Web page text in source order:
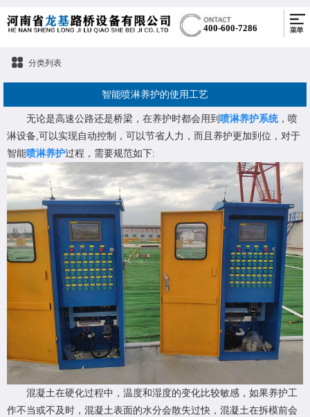
400-600-7286
分类列表
智能喷淋养护的使用工艺
无论是高速公路还是桥梁，在养护时都会用到 喷淋养护系统，喷
淋设备,可以实现自动控制，可以节省人力，而且养护更加到位，对于
智能喷淋养护过程，需要规范如下:
混凝土在硬化过程中，温度和湿度的变化比较敏感，如果养护工
作不当或不及时，混凝土表面的水分会散失过快，混凝土在拆模前会